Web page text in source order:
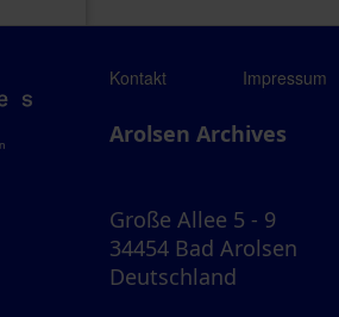
Kontakt Impressum
Arolsen Archives
Große Allee 5 - 9
34454 Bad Arolsen
Deutschland